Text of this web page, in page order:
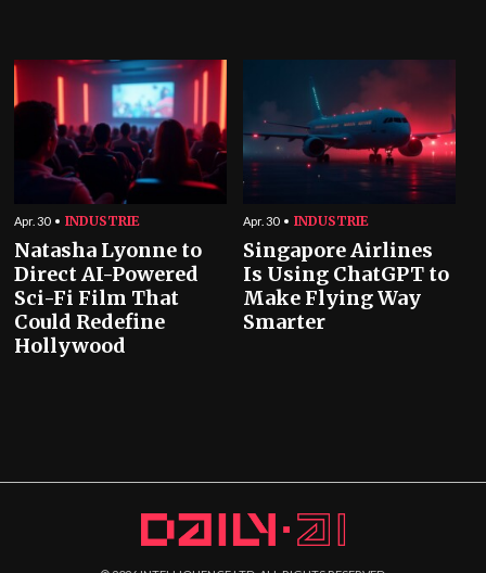
Apr. 30 INDUSTRIE
Natasha Lyonne to
Direct AI-Powered
Sci-Fi Film That
Could Redefine
Hollywood
Apr. 30 INDUSTRIE
Singapore Airlines
Is Using ChatGPT to
Make Flying Way
Smarter